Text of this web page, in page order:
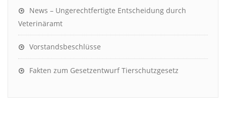
News – Ungerechtfertigte Entscheidung durch
Veterinäramt
Vorstandsbeschlüsse
Fakten zum Gesetzentwurf Tierschutzgesetz